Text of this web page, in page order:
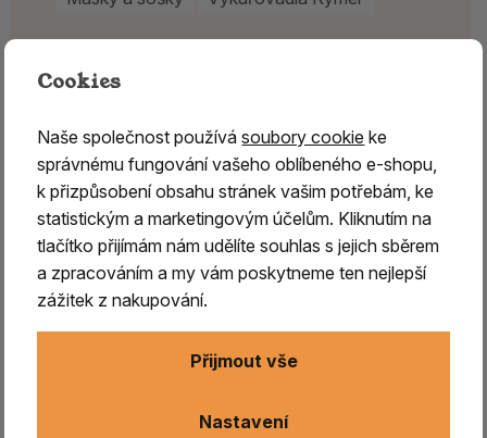
Cookies
Naše společnost používásoubory cookie ke
správnému fungování vašeho oblíbeného e-shopu,
k přizpůsobení obsahu stránek vašim potřebám, ke
statistickým a marketingovým účelům. Kliknutím na
tlačítko přijímám nám udělíte souhlas s jejich sběrem
a zpracováním a my vám poskytneme ten nejlepší
zážitek z nakupování.
Nastavení
Přijmout vše